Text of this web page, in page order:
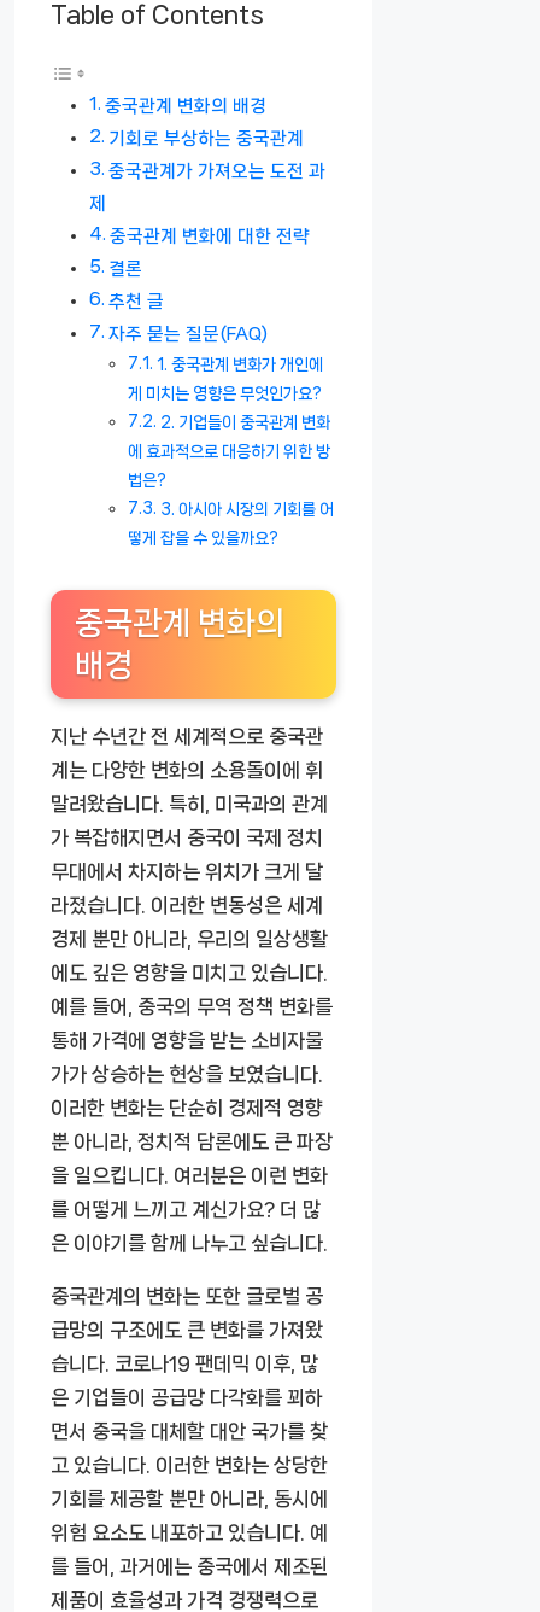
Table of Contents
중국관계 변화의 배경
기회로 부상하는 중국관계
중국관계가 가져오는 도전 과
제
중국관계 변화에 대한 전략
결론
추천 글
자주 묻는 질문(FAQ)
1. 중국관계 변화가 개인에
게 미치는 영향은 무엇인가요?
2. 기업들이 중국관계 변화
에 효과적으로 대응하기 위한 방
법은?
3. 아시아 시장의 기회를 어
떻게 잡을 수 있을까요?
중국관계 변화의
배경
지난 수년간 전 세계적으로 중국관
계는 다양한 변화의 소용돌이에 휘
말려왔습니다. 특히, 미국과의 관계
가 복잡해지면서 중국이 국제 정치
무대에서 차지하는 위치가 크게 달
라졌습니다. 이러한 변동성은 세계
경제 뿐만 아니라, 우리의 일상생활
에도 깊은 영향을 미치고 있습니다.
예를 들어, 중국의 무역 정책 변화를
통해 가격에 영향을 받는 소비자물
가가 상승하는 현상을 보였습니다.
이러한 변화는 단순히 경제적 영향
뿐 아니라, 정치적 담론에도 큰 파장
을 일으킵니다. 여러분은 이런 변화
를 어떻게 느끼고 계신가요? 더 많
은 이야기를 함께 나누고 싶습니다.
중국관계의 변화는 또한 글로벌 공
급망의 구조에도 큰 변화를 가져왔
습니다. 코로나19 팬데믹 이후, 많
은 기업들이 공급망 다각화를 꾀하
면서 중국을 대체할 대안 국가를 찾
고 있습니다. 이러한 변화는 상당한
기회를 제공할 뿐만 아니라, 동시에
위험 요소도 내포하고 있습니다. 예
를 들어, 과거에는 중국에서 제조된
제품이 효율성과 가격 경쟁력으로